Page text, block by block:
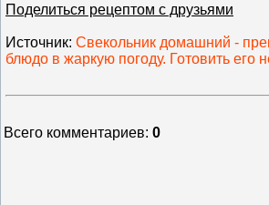
Поделиться рецептом с друзьями
Источник: Свекольник домашний -
блюдо в жаркую погоду. Готовить его
Всего комментариев: 0